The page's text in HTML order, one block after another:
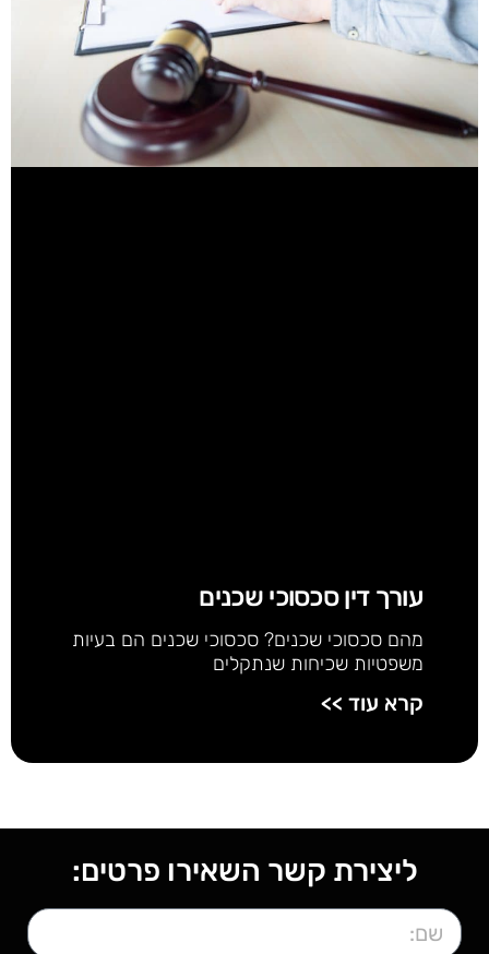
עורך דין סכסוכי שכנים
מהם סכסוכי שכנים? סכסוכי שכנים הם בעיות
משפטיות שכיחות שנתקלים
קרא עוד >>
ליצירת קשר השאירו פרטים: